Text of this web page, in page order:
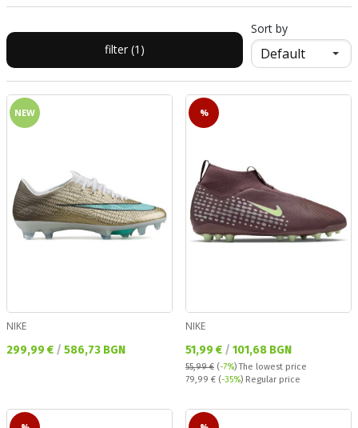
filter (1)
Sort by
NEW
NIKE
Текуща цена:
299,99 € / 586,73 BGN
%
NIKE
Текуща цена:
51,99 € / 101,68 BGN
55,99 € (-7%)The lowest price
Regular price:
79,99 € (-35%) Regular price